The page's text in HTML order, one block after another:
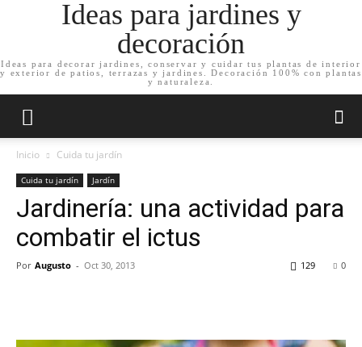
Ideas para jardines y
decoración
Ideas para decorar jardines, conservar y cuidar tus plantas de interior
y exterior de patios, terrazas y jardines. Decoración 100% con plantas
y naturaleza.
Inicio Cuida tu jardín
Cuida tu jardín Jardín
Jardinería: una actividad para
combatir el ictus
Por Augusto - Oct 30, 2013 0
129